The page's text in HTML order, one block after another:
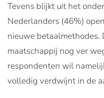
Tevens blijkt uit het
Nederlanders (46%)
nieuwe betaalmethodes.
maatschappij nog ver
respondenten wil
volledig verdwijnt in de